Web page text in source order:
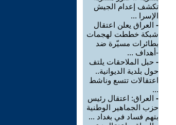
تكشف إعدام الجيش
الإسرا ...
- العراق يعلن اعتقال
شبكة خططت لهجمات
بطائرات مسيّرة ضد
-أهداف ...
- حبل الملاحقات يلتف
حول بلدية الديوانية..
اعتقالات تتسع وناشط
...
- العراق: اعتقال رئيس
حزب الجماهير الوطنية
بتهم فساد في بغداد ...